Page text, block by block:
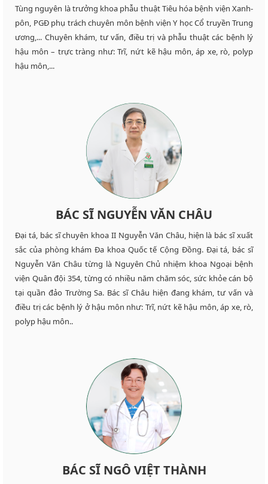
Tùng nguyên là trưởng khoa phẫu thuật Tiêu hóa bệnh viện Xanh-
pôn, PGĐ phụ trách chuyên môn bệnh viện Y học Cổ truyền Trung
ương,... Chuyên khám, tư vấn, điều trị và phẫu thuật các bệnh lý
hậu môn – trực tràng như: Trĩ, nứt kẽ hậu môn, áp xe, rò, polyp
hậu môn,...
BÁC SĨ NGUYỄN VĂN CHÂU
Đại tá, bác sĩ chuyên khoa II Nguyễn Văn Châu, hiện là bác sĩ xuất
sắc của phòng khám Đa khoa Quốc tế Cộng Đồng. Đại tá, bác sĩ
Nguyễn Văn Châu từng là Nguyên Chủ nhiệm khoa Ngoại bệnh
viện Quân đội 354, từng có nhiều năm chăm sóc, sức khỏe cán bộ
tại quần đảo Trường Sa. Bác sĩ Châu hiện đang khám, tư vấn và
điều trị các bệnh lý ở hậu môn như: Trĩ, nứt kẽ hậu môn, áp xe, rò,
polyp hậu môn..
BÁC SĨ NGÔ VIỆT THÀNH